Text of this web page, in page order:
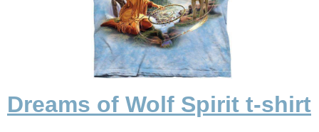
Dreams of Wolf Spirit t-shirt